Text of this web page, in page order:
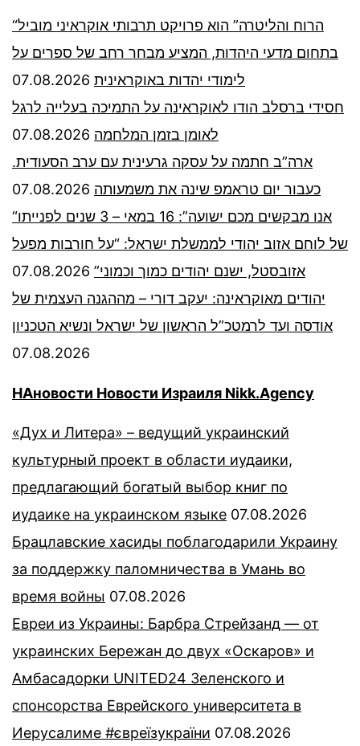
“הרוח והליטרה” הוא פרויקט תרבותי אוקראיני מוביל
בתחום מדעי היהדות, המציע מבחר רחב של ספרים על
לימודי יהדות באוקראינית 07.08.2026
חסידי ברסלב הודו לאוקראינה על התמיכה בעלייה לרגל
לאומן בזמן המלחמה 07.08.2026
ארה”ב חתמה על עסקה גרעינית עם ערב הסעודית.
כעבור יום טראמפ שינה את משמעותה 07.08.2026
“אנו מבקשים מכם ישועה”: 16 במאי – 3 שנים לפנייתו
של לוחם אזוב יהודי לממשלת ישראל: “על חורבות מפעל
אזובסטל, ישנם יהודים כמוך וכמוני” 07.08.2026
יהודים מאוקראינה: יעקב דורי – מההגנה העצמית של
אודסה ועד לרמטכ”ל הראשון של ישראל ונשיא הטכניון
07.08.2026
НАновости Новости Израиля Nikk.Agency
«Дух и Литера» – ведущий украинский
культурный проект в области иудаики,
предлагающий богатый выбор книг по
иудаике на украинском языке 07.08.2026
Брацлавские хасиды поблагодарили Украину
за поддержку паломничества в Умань во
время войны 07.08.2026
Евреи из Украины: Барбра Стрейзанд — от
украинских Бережан до двух «Оскаров» и
Амбасадорки UNITED24 Зеленского и
спонсорства Еврейского университета в
Иерусалиме #євреїзукраїни 07.08.2026